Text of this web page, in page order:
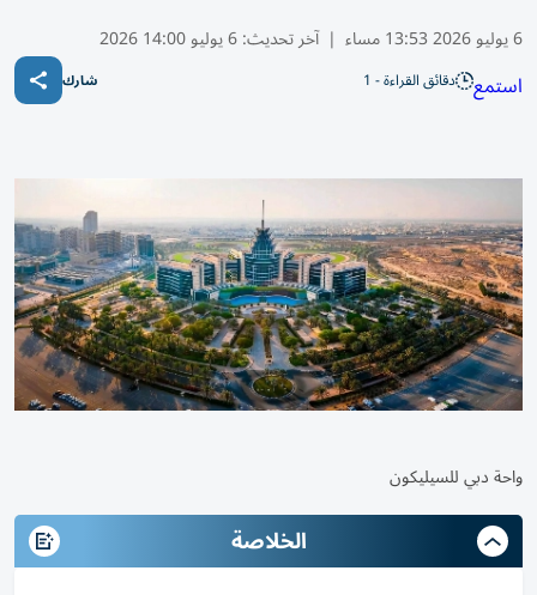
6 يوليو 2026 13:53 مساء | آخر تحديث:6 يوليو 14:00 2026
استمع دقائق القراءة - 1 شارك
واحة دبي للسيليكون
الخلاصة